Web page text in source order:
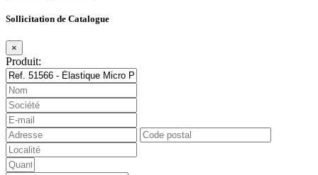
Sollicitation de Catalogue
×
Produit: